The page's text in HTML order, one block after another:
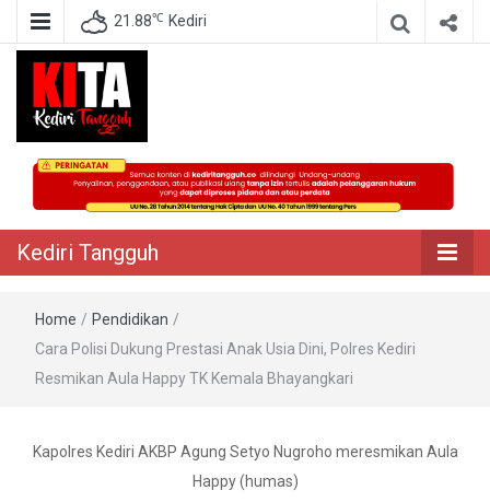
21.88℃ Kediri
Kediri Tangguh
Berita Akurat Terpercaya
Kediri Tangguh
Home / Pendidikan /
Cara Polisi Dukung Prestasi Anak Usia Dini, Polres Kediri
Resmikan Aula Happy TK Kemala Bhayangkari
Kapolres Kediri AKBP Agung Setyo Nugroho meresmikan Aula
Happy (humas)